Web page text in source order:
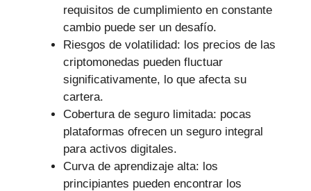
requisitos de cumplimiento en constante
cambio puede ser un desafío.
Riesgos de volatilidad: los precios de las
criptomonedas pueden fluctuar
significativamente, lo que afecta su
cartera.
Cobertura de seguro limitada: pocas
plataformas ofrecen un seguro integral
para activos digitales.
Curva de aprendizaje alta: los
principiantes pueden encontrar los